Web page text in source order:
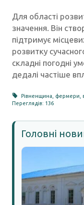
Для області
значення. Він
підтримує
розвитку
складні погодні
дедалі частіше
Рівненщина фермери ,
Переглядів: 136
Головні